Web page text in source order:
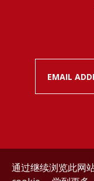
通过继续浏览此网